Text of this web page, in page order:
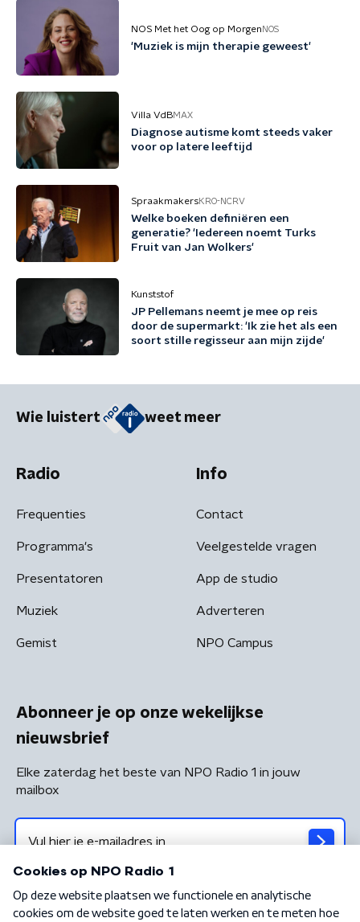
NOS Met het Oog op Morgen NOS
'Muziek is mijn therapie geweest'
Villa VdBMAX
Diagnose autisme komt steeds vaker
voor op latere leeftijd
SpraakmakersKRO-NCRV
Welke boeken definiëren een
generatie? 'Iedereen noemt Turks
Fruit van Jan Wolkers'
Kunststof
JP Pellemans neemt je mee op reis
door de supermarkt: 'Ik zie het als een
soort stille regisseur aan mijn zijde'
Wie luistert weet meer
Radio
Frequenties
Programma's
Presentatoren
Muziek
Gemist
Info
Contact
Veelgestelde vragen
App de studio
Adverteren
NPO Campus
Abonneer je op onze wekelijkse
nieuwsbrief
Elke zaterdag het beste van NPO Radio 1 in jouw
mailbox